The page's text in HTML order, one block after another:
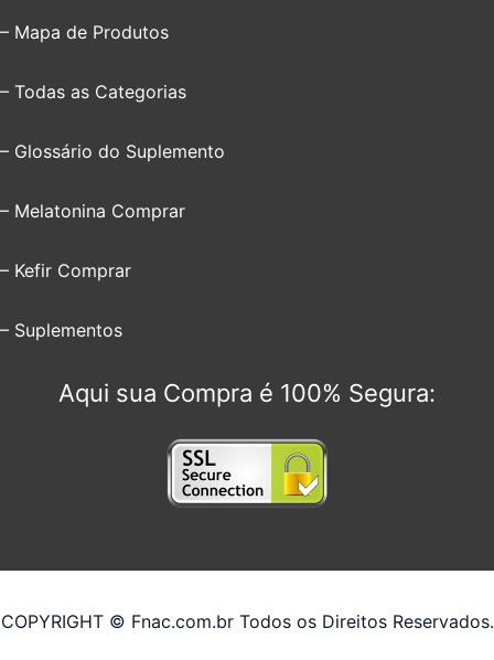
– Mapa de Produtos
– Todas as Categorias
– Glossário do Suplemento
– Melatonina Comprar
– Kefir Comprar
– Suplementos
Aqui sua Compra é 100% Segura:
COPYRIGHT © Fnac.com.br Todos os Direitos Reservados.